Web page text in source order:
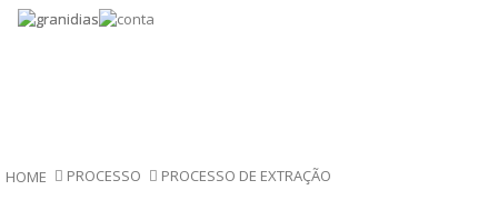
HOME PROCESSO PROCESSO DE EXTRAÇÃO